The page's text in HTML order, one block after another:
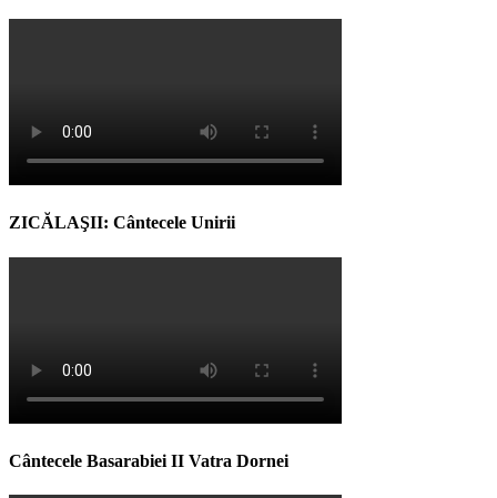
ZICĂLAŞII: Cântecele Unirii
Cântecele Basarabiei II Vatra Dornei